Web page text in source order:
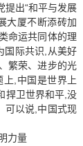
提出“和平与发展
大厦不断添砖加
命运共同体的理
国际共识,从美好
繁荣、进步的光
上,中国是世界上
捍卫世界和平,没
可以说,中国式现
力量